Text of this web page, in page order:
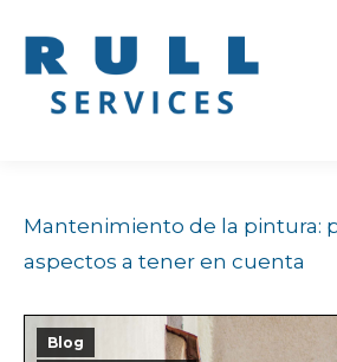
Mantenimiento de la pintura:
aspectos a tener en cuenta
Blog